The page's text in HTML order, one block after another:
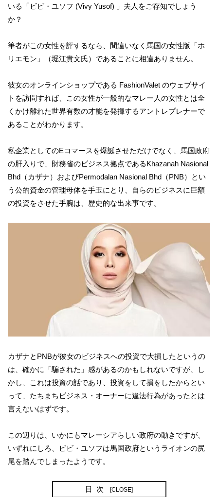
いる「ビビ・ユソフ (Vivy Yusof) 」夫人をご存知でしょう
か？
筆者がこの女性を評するなら、間違いなく馬国の女性版「ホ
リエモン」（堀江貴文氏）であることに相違ありません。
彼女のオンラインショップである FashionValet のウェブサイ
トを訪問すれば、この女性が一般的なマレー人の女性とは全
くかけ離れた世界有数の才能を発揮するアントレプレナーで
あることがわかります。
私企業としてのEコマースを爆誕させただけでなく、馬国政府
の肝入りで、財務省のビジネス拠点であるKhazanah Nasional
Bhd（カザナ）およびPermodalan Nasional Bhd（PNB）とい
う公的資金の管理母体を手玉にとり、自らのビジネスに巨額
の投資をさせた手腕は、歴史的な出来事です。
カザナとPNBが彼女のビジネスへの投資で大損したというの
は、確かに「騙された」感があるのかもしれないですが、し
かし、これは投資の話であり、投資をして損をしたからとい
って、たちまちビジネス・オーナーに違法行為があったとは
言えないはずです。
この辺りは、いかにもマレーシアらしい政府の動きですが、
いずれにしろ、ビビ・ユソフは馬国政府というライオンの尻
尾を踏んでしまったようです。
目次